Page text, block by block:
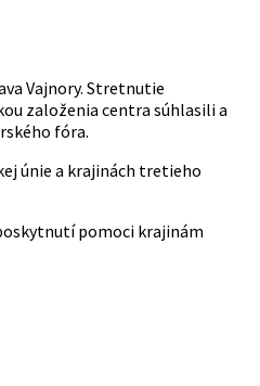
Vajnory. Stretnutie
založenia centra súhlasili a
fóra.
únie a krajinách tretieho
pomoci krajinám